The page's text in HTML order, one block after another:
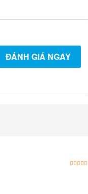
ĐÁNH GIÁ NGAY